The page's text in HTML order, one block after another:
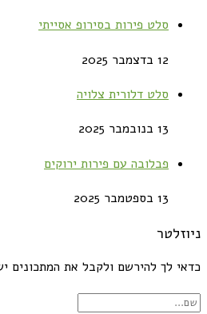
סלט פירות בסירופ אסייתי
12 בדצמבר 2025
סלט דלורית צלויה
13 בנובמבר 2025
פבלובה עם פירות ירוקים
13 בספטמבר 2025
ניוזלטר
כדאי לך להירשם ולקבל את המתכונים